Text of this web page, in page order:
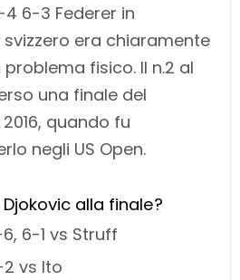
6-3 Federer in
era chiaramente
fisico. Il n.2 al
una finale del
quando fu
negli US Open.
alla finale?
6-1 vs Struff
2 vs Ito